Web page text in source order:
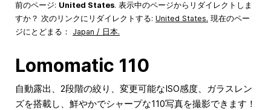
前のページ: United States. 表示中のページからリダイレクトしま
すか？ 次のリンクにリダイレクトする: United States. 現在のペー
ジにとどまる： Japan / 日本.
Lomomatic 110
自動露出、2段階の絞り、変更可能なISO感度、ガラスレン
ズを搭載し、鮮やかでシャープな110写真を撮影できます！